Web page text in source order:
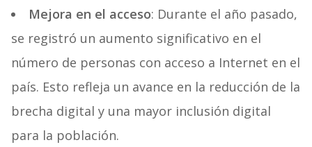
Mejora en el acceso: Durante el año pasado,
se registró un aumento significativo en el
número de personas con acceso a Internet en el
país. Esto refleja un avance en la reducción de la
brecha digital y una mayor inclusión digital
para la población.